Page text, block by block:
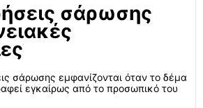
σάρωσης
σάρωσης εμφανίζονται όταν το δέμα
εγκαίρως από το προσωπικό του